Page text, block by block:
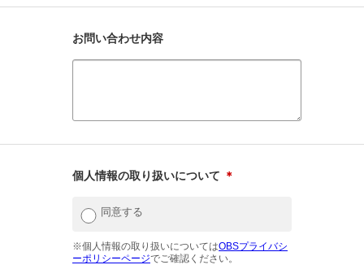
お問い合わせ内容
個人情報の取り扱いについて ＊
同意する
※個人情報の取り扱いについてはOBSプライバシ
ーポリシーページでご確認ください。